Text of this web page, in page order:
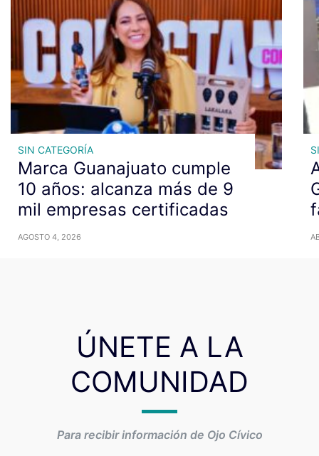
SIN CATEGORÍA
Marca Guanajuato cumple
10 años: alcanza más de 9
mil empresas certificadas
AGOSTO 4, 2026
ÚNETE A LA
COMUNIDAD
Para recibir información de Ojo Cívico